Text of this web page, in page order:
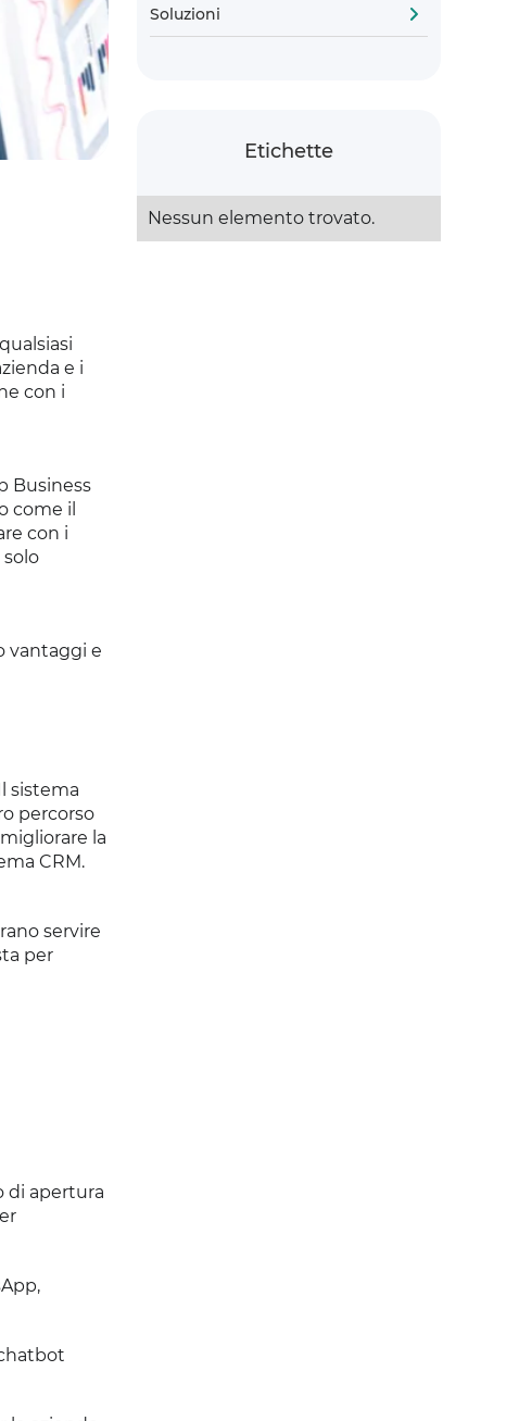
e i
con i
Business
come il
con i
solo
vantaggi e
sistema
percorso
la
CRM.
servire
per
di apertura
Soluzioni
Etichette
Nessun elemento trovato.